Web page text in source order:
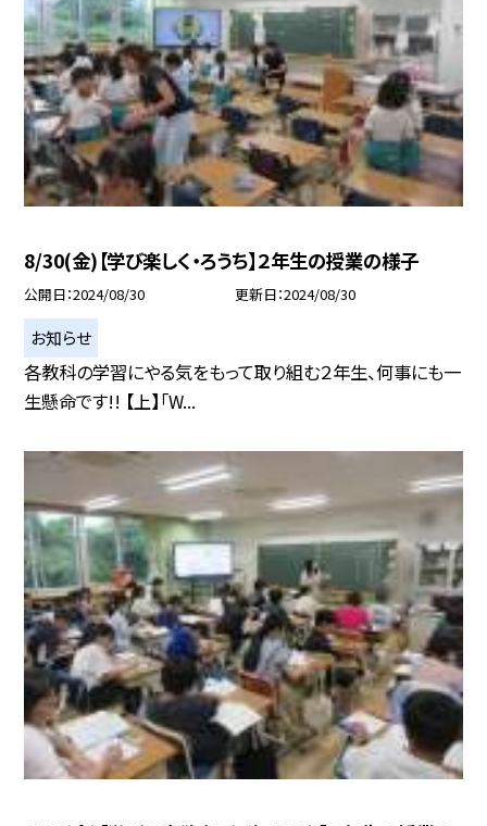
8/30(金)【学び楽しく・ろうち】２年生の授業の様子
公開日 2024/08/30 更新日 2024/08/30
お知らせ
各教科の学習にやる気をもって取り組む２年生、何事にも一
生懸命です!! 【上】「W...